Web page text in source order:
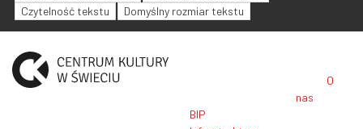
Czytelność tekstu
Domyślny rozmiar tekstu
O
nas
BIP